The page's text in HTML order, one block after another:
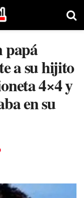
papá
a su hijito
4×4 y
en su